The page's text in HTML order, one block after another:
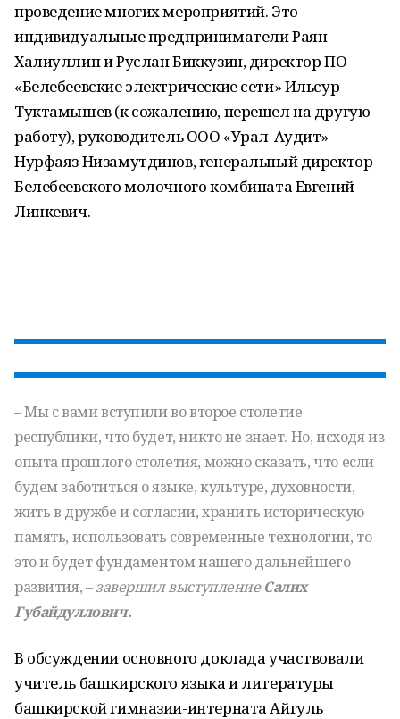
проведение многих мероприятий. Это
индивидуальные предприниматели Раян
Халиуллин и Руслан Биккузин, директор ПО
«Белебеевские электрические сети» Ильсур
Туктамышев (к сожалению, перешел на другую
работу), руководитель ООО «Урал-Аудит»
Нурфаяз Низамутдинов, генеральный директор
Белебеевского молочного комбината Евгений
Линкевич.
– Мы с вами вступили во второе столетие
республики, что будет, никто не знает. Но, исходя из
опыта прошлого столетия, можно сказать, что если
будем заботиться о языке, культуре, духовности,
жить в дружбе и согласии, хранить историческую
память, использовать современные технологии, то
это и будет фундаментом нашего дальнейшего
развития, –завершил выступлениеСалих
Губайдуллович.
В обсуждении основного доклада участвовали
учитель башкирского языка и литературы
башкирской гимназии-интерната Айгуль